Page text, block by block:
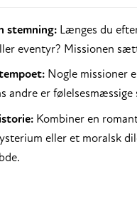
stemning:Længes du
eventyr? Missionen
Nogle missioner
andre er følelsesmæssige
Kombiner en
eller et moralsk